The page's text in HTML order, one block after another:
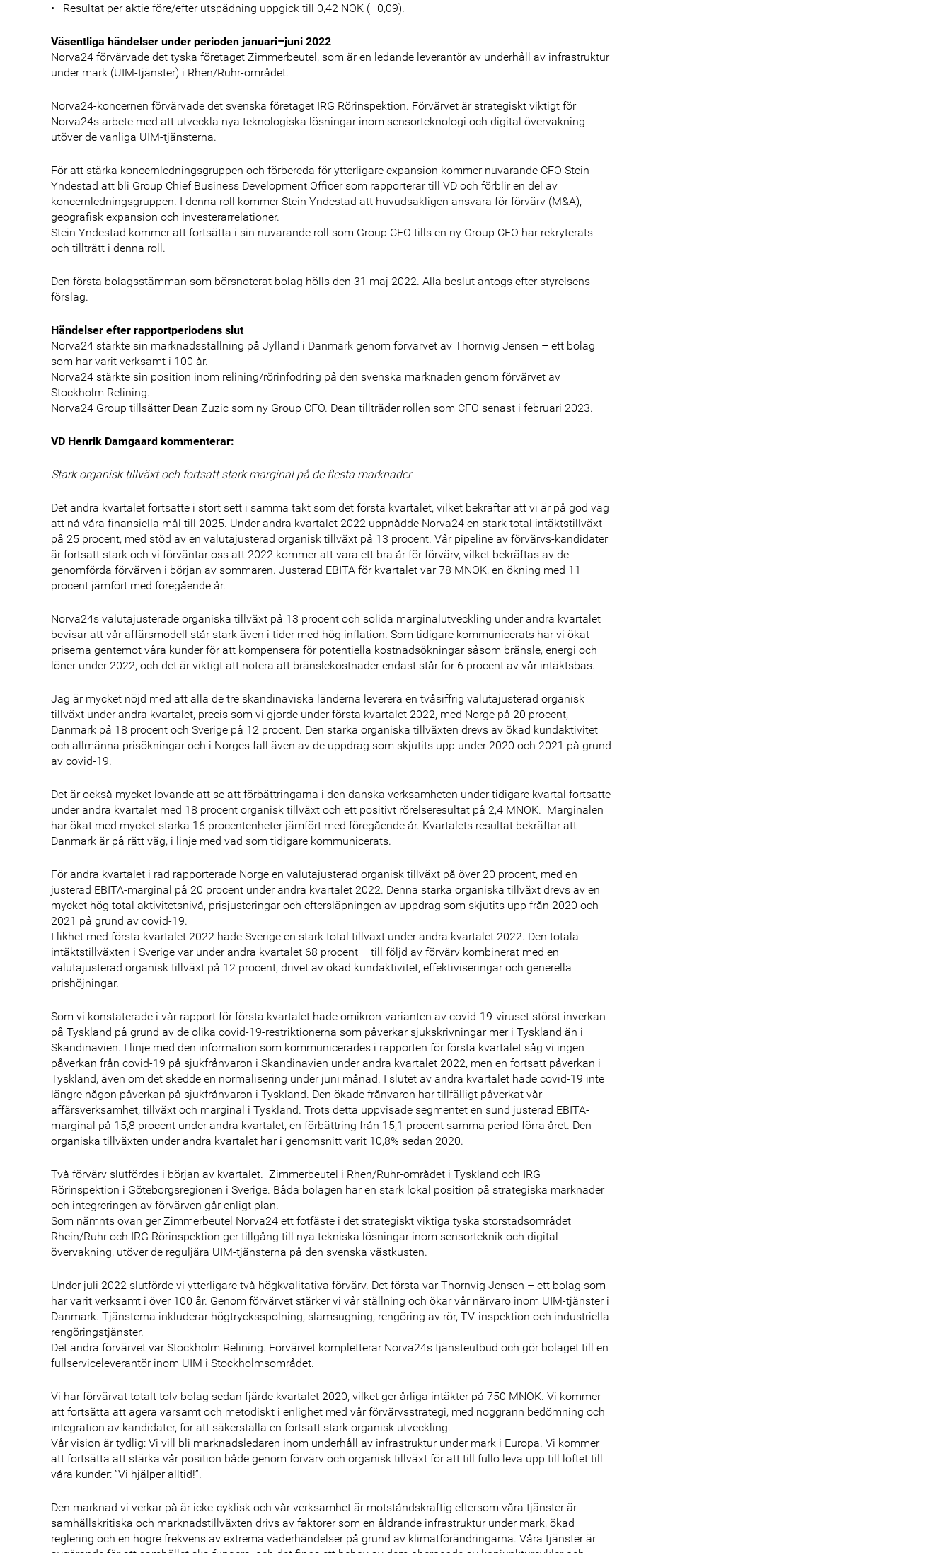
• Resultat per aktie före/efter utspädning uppgick till 0,42 NOK (–0,09).
Väsentliga händelser under perioden januari–juni 2022
Norva24 förvärvade det tyska företaget Zimmerbeutel, som är en ledande leverantör av underhåll av infrastruktur
under mark (UIM-tjänster) i Rhen/Ruhr-området.
Norva24-koncernen förvärvade det svenska företaget IRG Rörinspektion. Förvärvet är strategiskt viktigt för
Norva24s arbete med att utveckla nya teknologiska lösningar inom sensorteknologi och digital övervakning
utöver de vanliga UIM-tjänsterna.
För att stärka koncernledningsgruppen och förbereda för ytterligare expansion kommer nuvarande CFO Stein
Yndestad att bli Group Chief Business Development Officer som rapporterar till VD och förblir en del av
koncernledningsgruppen. I denna roll kommer Stein Yndestad att huvudsakligen ansvara för förvärv (M&A),
geografisk expansion och investerarrelationer.
Stein Yndestad kommer att fortsätta i sin nuvarande roll som Group CFO tills en ny Group CFO har rekryterats
och tillträtt i denna roll.
Den första bolagsstämman som börsnoterat bolag hölls den 31 maj 2022. Alla beslut antogs efter styrelsens
förslag.
Händelser efter rapportperiodens slut
Norva24 stärkte sin marknadsställning på Jylland i Danmark genom förvärvet av Thornvig Jensen – ett bolag
som har varit verksamt i 100 år.
Norva24 stärkte sin position inom relining/rörinfodring på den svenska marknaden genom förvärvet av
Stockholm Relining.
Norva24 Group tillsätter Dean Zuzic som ny Group CFO. Dean tillträder rollen som CFO senast i februari 2023.
VD Henrik Damgaard kommenterar:
Stark organisk tillväxt och fortsatt stark marginal på de flesta marknader
Det andra kvartalet fortsatte i stort sett i samma takt som det första kvartalet, vilket bekräftar att vi är på god väg
att nå våra finansiella mål till 2025. Under andra kvartalet 2022 uppnådde Norva24 en stark total intäktstillväxt
på 25 procent, med stöd av en valutajusterad organisk tillväxt på 13 procent. Vår pipeline av förvärvs-kandidater
är fortsatt stark och vi förväntar oss att 2022 kommer att vara ett bra år för förvärv, vilket bekräftas av de
genomförda förvärven i början av sommaren. Justerad EBITA för kvartalet var 78 MNOK, en ökning med 11
procent jämfört med föregående år.
Norva24s valutajusterade organiska tillväxt på 13 procent och solida marginalutveckling under andra kvartalet
bevisar att vår affärsmodell står stark även i tider med hög inflation. Som tidigare kommunicerats har vi ökat
priserna gentemot våra kunder för att kompensera för potentiella kostnadsökningar såsom bränsle, energi och
löner under 2022, och det är viktigt att notera att bränslekostnader endast står för 6 procent av vår intäktsbas.
Jag är mycket nöjd med att alla de tre skandinaviska länderna leverera en tvåsiffrig valutajusterad organisk
tillväxt under andra kvartalet, precis som vi gjorde under första kvartalet 2022, med Norge på 20 procent,
Danmark på 18 procent och Sverige på 12 procent. Den starka organiska tillväxten drevs av ökad kundaktivitet
och allmänna prisökningar och i Norges fall även av de uppdrag som skjutits upp under 2020 och 2021 på grund
av covid-19.
Det är också mycket lovande att se att förbättringarna i den danska verksamheten under tidigare kvartal fortsatte
under andra kvartalet med 18 procent organisk tillväxt och ett positivt rörelseresultat på 2,4 MNOK. Marginalen
har ökat med mycket starka 16 procentenheter jämfört med föregående år. Kvartalets resultat bekräftar att
Danmark är på rätt väg, i linje med vad som tidigare kommunicerats.
För andra kvartalet i rad rapporterade Norge en valutajusterad organisk tillväxt på över 20 procent, med en
justerad EBITA-marginal på 20 procent under andra kvartalet 2022. Denna starka organiska tillväxt drevs av en
mycket hög total aktivitetsnivå, prisjusteringar och eftersläpningen av uppdrag som skjutits upp från 2020 och
2021 på grund av covid-19.
I likhet med första kvartalet 2022 hade Sverige en stark total tillväxt under andra kvartalet 2022. Den totala
intäktstillväxten i Sverige var under andra kvartalet 68 procent – till följd av förvärv kombinerat med en
valutajusterad organisk tillväxt på 12 procent, drivet av ökad kundaktivitet, effektiviseringar och generella
prishöjningar.
Som vi konstaterade i vår rapport för första kvartalet hade omikron-varianten av covid-19-viruset störst inverkan
på Tyskland på grund av de olika covid-19-restriktionerna som påverkar sjukskrivningar mer i Tyskland än i
Skandinavien. I linje med den information som kommunicerades i rapporten för första kvartalet såg vi ingen
påverkan från covid-19 på sjukfrånvaron i Skandinavien under andra kvartalet 2022, men en fortsatt påverkan i
Tyskland, även om det skedde en normalisering under juni månad. I slutet av andra kvartalet hade covid-19 inte
längre någon påverkan på sjukfrånvaron i Tyskland. Den ökade frånvaron har tillfälligt påverkat vår
affärsverksamhet, tillväxt och marginal i Tyskland. Trots detta uppvisade segmentet en sund justerad EBITA-
marginal på 15,8 procent under andra kvartalet, en förbättring från 15,1 procent samma period förra året. Den
organiska tillväxten under andra kvartalet har i genomsnitt varit 10,8% sedan 2020.
Två förvärv slutfördes i början av kvartalet. Zimmerbeutel i Rhen/Ruhr-området i Tyskland och IRG
Rörinspektion i Göteborgsregionen i Sverige. Båda bolagen har en stark lokal position på strategiska marknader
och integreringen av förvärven går enligt plan.
Som nämnts ovan ger Zimmerbeutel Norva24 ett fotfäste i det strategiskt viktiga tyska storstadsområdet
Rhein/Ruhr och IRG Rörinspektion ger tillgång till nya tekniska lösningar inom sensorteknik och digital
övervakning, utöver de reguljära UIM-tjänsterna på den svenska västkusten.
Under juli 2022 slutförde vi ytterligare två högkvalitativa förvärv. Det första var Thornvig Jensen – ett bolag som
har varit verksamt i över 100 år. Genom förvärvet stärker vi vår ställning och ökar vår närvaro inom UIM-tjänster i
Danmark. Tjänsterna inkluderar högtrycksspolning, slamsugning, rengöring av rör, TV-inspektion och industriella
rengöringstjänster.
Det andra förvärvet var Stockholm Relining. Förvärvet kompletterar Norva24s tjänsteutbud och gör bolaget till en
fullserviceleverantör inom UIM i Stockholmsområdet.
Vi har förvärvat totalt tolv bolag sedan fjärde kvartalet 2020, vilket ger årliga intäkter på 750 MNOK. Vi kommer
att fortsätta att agera varsamt och metodiskt i enlighet med vår förvärvsstrategi, med noggrann bedömning och
integration av kandidater, för att säkerställa en fortsatt stark organisk utveckling.
Vår vision är tydlig: Vi vill bli marknadsledaren inom underhåll av infrastruktur under mark i Europa. Vi kommer
att fortsätta att stärka vår position både genom förvärv och organisk tillväxt för att till fullo leva upp till löftet till
våra kunder: ”Vi hjälper alltid!”.
Den marknad vi verkar på är icke-cyklisk och vår verksamhet är motståndskraftig eftersom våra tjänster är
samhällskritiska och marknadstillväxten drivs av faktorer som en åldrande infrastruktur under mark, ökad
reglering och en högre frekvens av extrema väderhändelser på grund av klimatförändringarna. Våra tjänster är